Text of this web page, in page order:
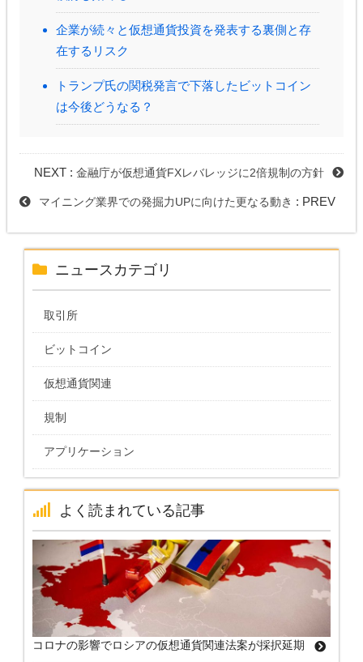
企業が続々と仮想通貨投資を発表する裏側と存
在するリスク
トランプ氏の関税発言で下落したビットコイン
は今後どうなる？
NEXT :金融庁が仮想通貨FXレバレッジに2倍規制の方針
マイニング業界での発掘力UPに向けた更なる動き : PREV
ニュースカテゴリ
取引所
ビットコイン
仮想通貨関連
規制
アプリケーション
よく読まれている記事
コロナの影響でロシアの仮想通貨関連法案が採択延期